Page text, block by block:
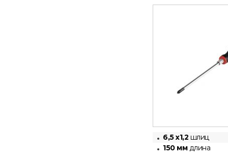
6,5 x1,2 шлиц
150 ммдлина